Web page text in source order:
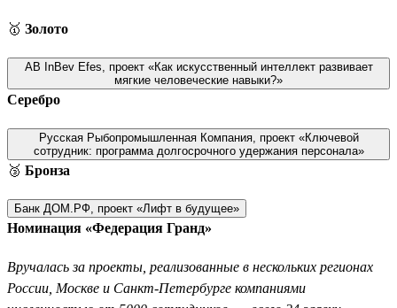
🥇 Золото
AB InBev Efes, проект «Как искусственный интеллект развивает
мягкие человеческие навыки?»
Серебро
Русская Рыбопромышленная Компания, проект «Ключевой
сотрудник: программа долгосрочного удержания персонала»
🥉 Бронза
Банк ДОМ.РФ, проект «Лифт в будущее»
Номинация «Федерация Гранд»
Вручалась за проекты, реализованные в нескольких регионах
России, Москве и Санкт-Петербурге компаниями